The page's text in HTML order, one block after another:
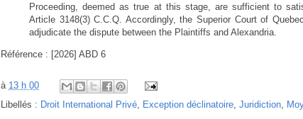
Proceeding, deemed as true at this stage, are sufficient to
Article 3148(3) C.C.Q. Accordingly, the Superior Court of
adjudicate the dispute between the Plaintiffs and Alexandria.
Référence : [2026] ABD 6
à 13 h 00
Libellés : Droit International Privé Exception déclinatoire Juridiction